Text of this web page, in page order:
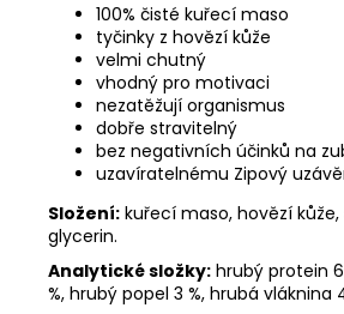
100% čisté kuřecí maso
tyčinky z hovězí kůže
velmi chutný
vhodný pro motivaci
nezatěžují organismus
dobře stravitelný
bez negativních účinků na
uzavíratelnému Zipový
Složení: kuřecí maso, hovězí kůže,
glycerin.
Analytické složky: hrubý protein
%, hrubý popel 3 %, hrubá vláknina